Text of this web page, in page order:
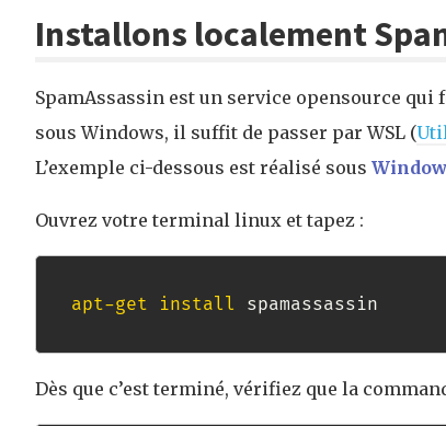
Installons localement
SpamAssassin est un service opensource
sous Windows, il suffit de passer par WSL (
L’exemple ci-dessous est réalisé sous
Ouvrez votre terminal linux et tapez :
apt-get install spamassassin
Dès que c’est terminé, vérifiez que la